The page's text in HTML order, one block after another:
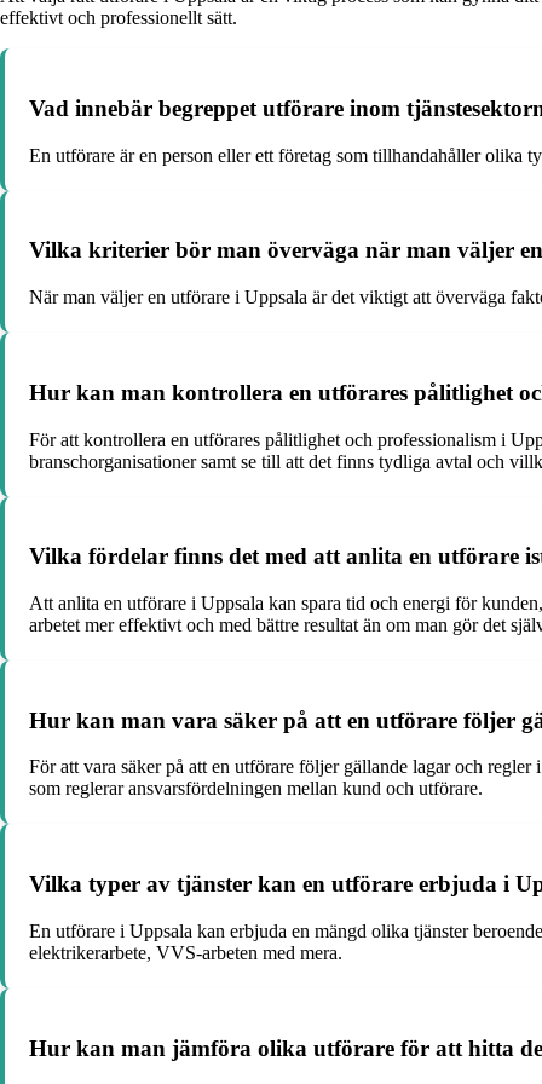
effektivt och professionellt sätt.
Vad innebär begreppet utförare inom
En utförare är en person eller ett företag som tillhandahåller olika
Vilka kriterier bör man överväga när man väljer
När man väljer en utförare i Uppsala är det viktigt att överväga
Hur kan man kontrollera en utförares pålitlighet
För att kontrollera en utförares pålitlighet och professionalism i
branschorganisationer samt se till att det finns tydliga avtal och
Vilka fördelar finns det med att anlita en utförare
Att anlita en utförare i Uppsala kan spara tid och energi för
arbetet mer effektivt och med bättre resultat än om man gör det
Hur kan man vara säker på att en utförare följer
För att vara säker på att en utförare följer gällande lagar och
som reglerar ansvarsfördelningen mellan kund och utförare.
Vilka typer av tjänster kan en utförare erbjuda i
En utförare i Uppsala kan erbjuda en mängd olika tjänster
elektrikerarbete, VVS-arbeten med mera.
Hur kan man jämföra olika utförare för att hitta